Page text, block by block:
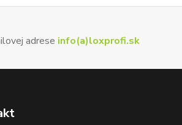
adrese info(a)loxprofi.sk